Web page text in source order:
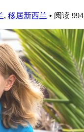
, 移居新西兰 • 阅读 994